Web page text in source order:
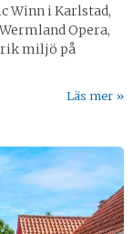
Winn i Karlstad,
Opera,
miljö på
Läs mer